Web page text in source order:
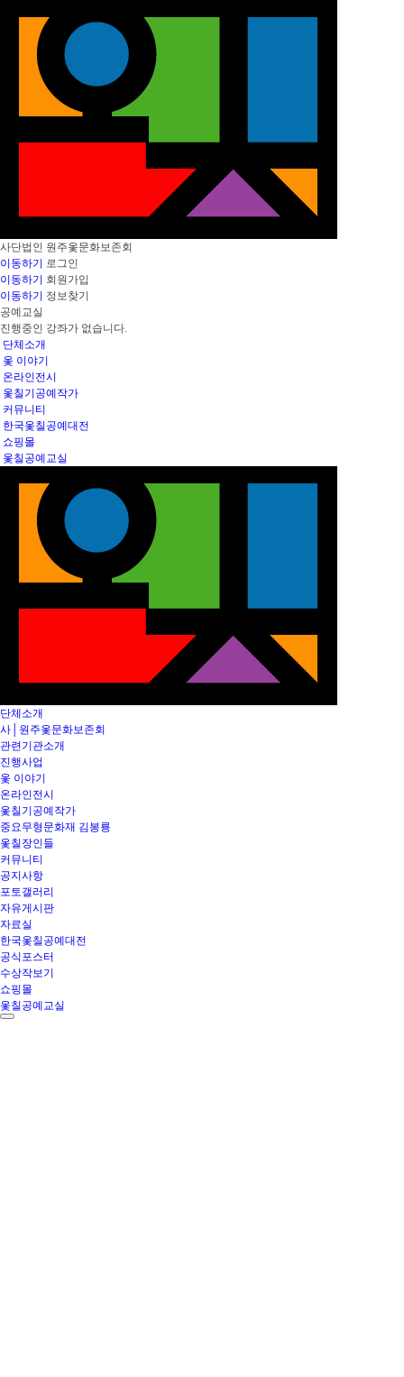
사단법인 원주옻문화보존회
이동하기
로그인
이동하기
회원가입
이동하기
정보찾기
공예교실
진행중인 강좌가 없습니다.
단체소개
옻 이야기
온라인전시
옻칠기공예작가
커뮤니티
한국옻칠공예대전
쇼핑몰
옻칠공예교실
단체소개
사│원주옻문화보존회
관련기관소개
진행사업
옻 이야기
온라인전시
옻칠기공예작가
중요무형문화재 김봉룡
옻칠장인들
커뮤니티
공지사항
포토갤러리
자유게시판
자료실
한국옻칠공예대전
공식포스터
수상작보기
쇼핑몰
옻칠공예교실